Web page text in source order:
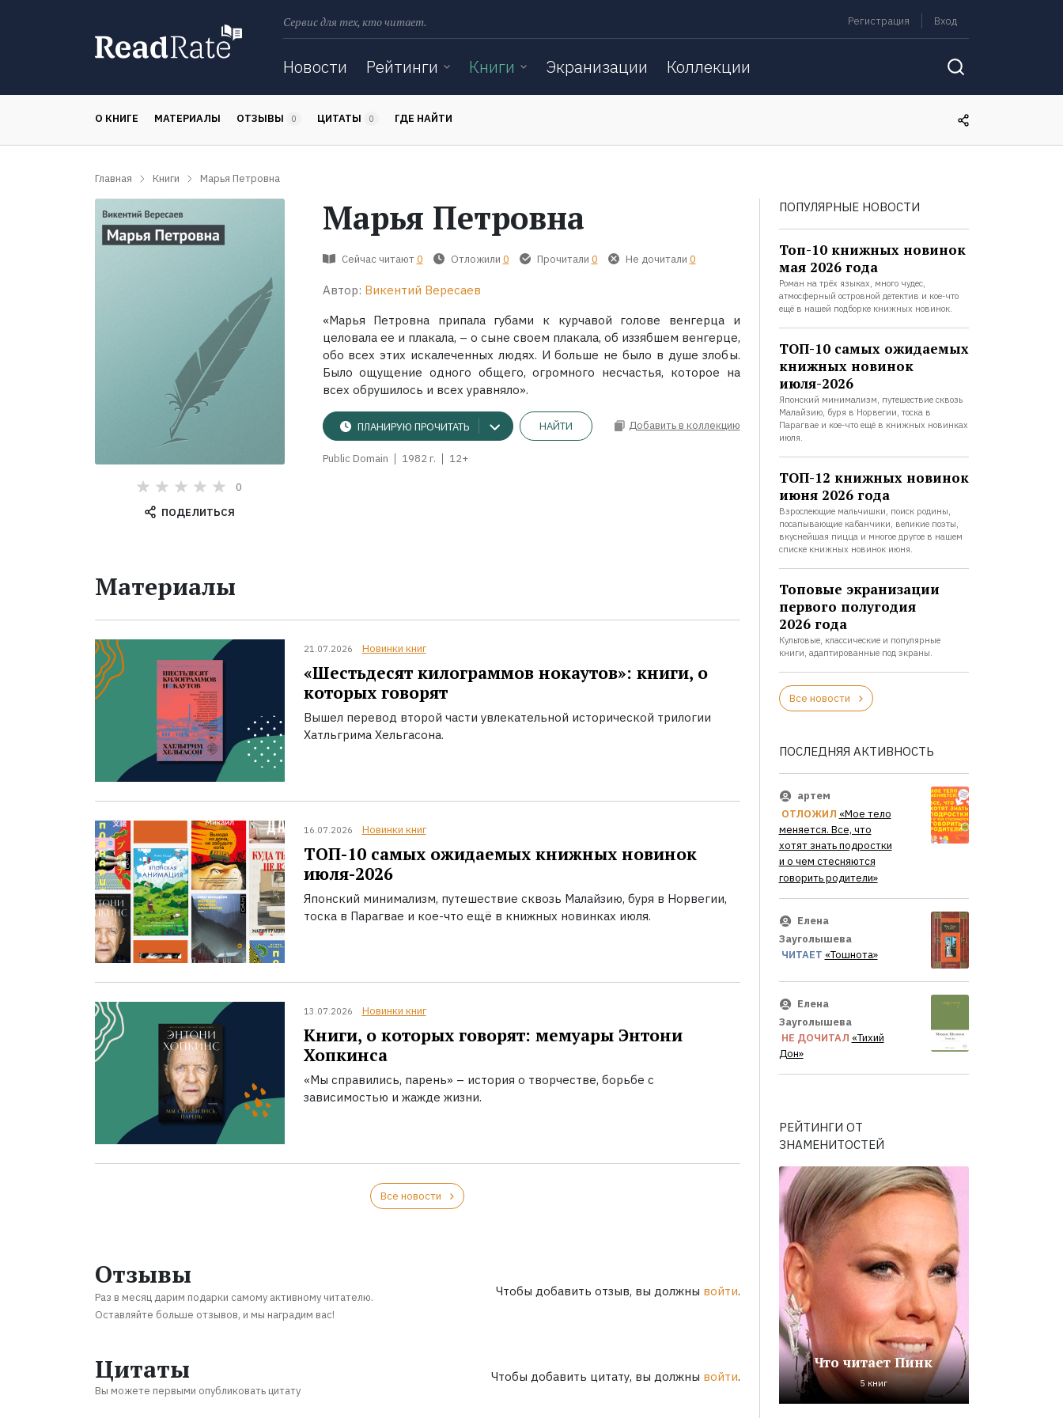
Сервис для тех, кто читает. Регистрация Вход
Новости Рейтинги Книги Экранизации Коллекции
О КНИГЕ МАТЕРИАЛЫ ОТЗЫВЫ 0 ЦИТАТЫ 0 ГДЕ НАЙТИ
Главная Книги Марья Петровна
0
ПОДЕЛИТЬСЯ
Марья Петровна
Сейчас читают 0 Отложили 0 Прочитали 0 Не дочитали 0
Автор: Викентий Вересаев
«Марья Петровна припала губами к курчавой голове венгерца и
целовала ее и плакала, – о сыне своем плакала, об иззябшем венгерце,
обо всех этих искалеченных людях. И больше не было в душе злобы.
Было ощущение одного общего, огромного несчастья, которое на
всех обрушилось и всех уравняло».
ПЛАНИРУЮ ПРОЧИТАТЬ НАЙТИ Добавить в коллекцию
Public Domain 1982 г. 12+
Материалы
21.07.2026 Новинки книг
«Шестьдесят килограммов нокаутов»: книги, о
которых говорят
Вышел перевод второй части увлекательной исторической трилогии
Хатльгрима Хельгасона.
16.07.2026 Новинки книг
ТОП-10 самых ожидаемых книжных новинок
июля-2026
Японский минимализм, путешествие сквозь Малайзию, буря в Норвегии,
тоска в Парагвае и кое-что ещё в книжных новинках июля.
13.07.2026 Новинки книг
Книги, о которых говорят: мемуары Энтони
Хопкинса
«Мы справились, парень» – история о творчестве, борьбе с
зависимостью и жажде жизни.
Все новости
Отзывы
Раз в месяц дарим подарки самому активному читателю.
Оставляйте больше отзывов, и мы наградим вас!
Чтобы добавить отзыв, вы должны войти.
Цитаты
Вы можете первыми опубликовать цитату
Чтобы добавить цитату, вы должны войти.
ПОПУЛЯРНЫЕ НОВОСТИ
Топ-10 книжных новинок
мая 2026 года
Роман на трёх языках, много чудес,
атмосферный островной детектив и кое-что
ещё в нашей подборке книжных новинок.
ТОП-10 самых ожидаемых
книжных новинок
июля-2026
Японский минимализм, путешествие сквозь
Малайзию, буря в Норвегии, тоска в
Парагвае и кое-что ещё в книжных новинках
июля.
ТОП-12 книжных новинок
июня 2026 года
Взрослеющие мальчишки, поиск родины,
посапывающие кабанчики, великие поэты,
вкуснейшая пицца и многое другое в нашем
списке книжных новинок июня.
Топовые экранизации
первого полугодия
2026 года
Культовые, классические и популярные
книги, адаптированные под экраны.
Все новости
ПОСЛЕДНЯЯ АКТИВНОСТЬ
артем
ОТЛОЖИЛ «Мое тело
меняется. Все, что
хотят знать подростки
и о чем стесняются
говорить родители»
Елена
Зауголышева
ЧИТАЕТ «Тошнота»
Елена
Зауголышева
НЕ ДОЧИТАЛ «Тихий
Дон»
РЕЙТИНГИ ОТ
ЗНАМЕНИТОСТЕЙ
Что читает Пинк
5 книг